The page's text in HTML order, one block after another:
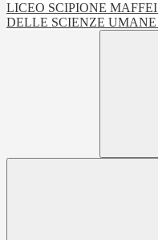
LICEO SCIPIONE MAFFEI
DELLE SCIENZE UMANE